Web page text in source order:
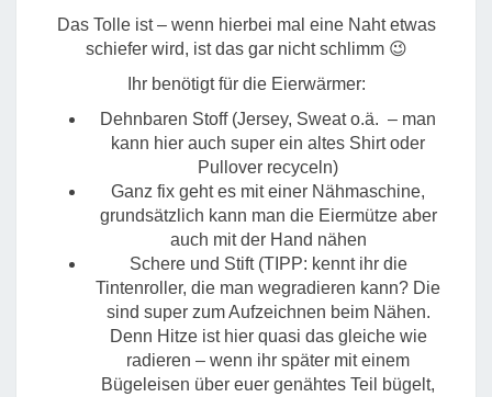
Das Tolle ist – wenn hierbei mal eine Naht etwas
schiefer wird, ist das gar nicht schlimm 😉
Ihr benötigt für die Eierwärmer:
Dehnbaren Stoff (Jersey, Sweat o.ä. – man
kann hier auch super ein altes Shirt oder
Pullover recyceln)
Ganz fix geht es mit einer Nähmaschine,
grundsätzlich kann man die Eiermütze aber
auch mit der Hand nähen
Schere und Stift (TIPP: kennt ihr die
Tintenroller, die man wegradieren kann? Die
sind super zum Aufzeichnen beim Nähen.
Denn Hitze ist hier quasi das gleiche wie
radieren – wenn ihr später mit einem
Bügeleisen über euer genähtes Teil bügelt,